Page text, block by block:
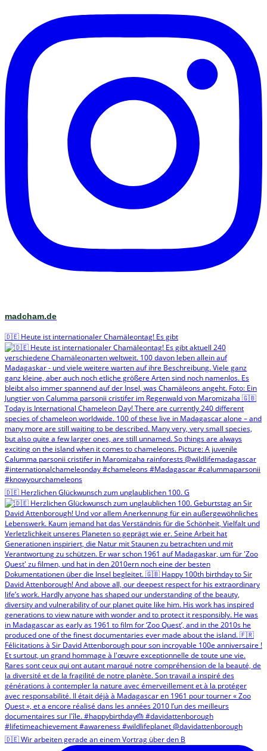
madcham.de
🇩🇪 Heute ist internationaler Chamäleontag! Es gibt
🇩🇪 Herzlichen Glückwunsch zum unglaublichen 100. G
🇩🇪 Wir arbeiten gerade an einem Vortrag über den B